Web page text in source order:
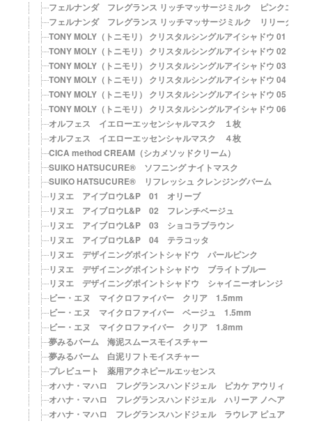
フェルナンダ フレグランス リッチマッサージミルク ピンクエウフ
フェルナンダ フレグランス リッチマッサージミルク リリークラウ
TONY MOLY（トニモリ） クリスタルシングルアイシャドウ 01 イ
TONY MOLY（トニモリ） クリスタルシングルアイシャドウ 02 ト
TONY MOLY（トニモリ） クリスタルシングルアイシャドウ 03 シ
TONY MOLY（トニモリ） クリスタルシングルアイシャドウ 04 ピ
TONY MOLY（トニモリ） クリスタルシングルアイシャドウ 05 ラ
TONY MOLY（トニモリ） クリスタルシングルアイシャドウ 06 ロ
オルフェス イエローエッセンシャルマスク １枚
オルフェス イエローエッセンシャルマスク ４枚
CICA method CREAM（シカメソッドクリーム）
SUIKO HATSUCURE® ソフニング ナイトマスク
SUIKO HATSUCURE® リフレッシュ クレンジングバーム
リヌエ アイブロウL&P 01 オリーブ
リヌエ アイブロウL&P 02 フレンチベージュ
リヌエ アイブロウL&P 03 ショコラブラウン
リヌエ アイブロウL&P 04 テラコッタ
リヌエ デザイニングポイントシャドウ パールピンク
リヌエ デザイニングポイントシャドウ ブライトブルー
リヌエ デザイニングポイントシャドウ シャイニーオレンジ
ビー・エヌ マイクロファイバー クリア 1.5mm
ビー・エヌ マイクロファイバー ベージュ 1.5mm
ビー・エヌ マイクロファイバー クリア 1.8mm
夢みるバーム 海泥スムースモイスチャー
夢みるバーム 白泥リフトモイスチャー
プレビュート 薬用アクネピールエッセンス
オハナ・マハロ フレグランスハンドジェル ピカケ アウリィ
オハナ・マハロ フレグランスハンドジェル ハリーア ノヘア
オハナ・マハロ フレグランスハンドジェル ラウレア ピュア